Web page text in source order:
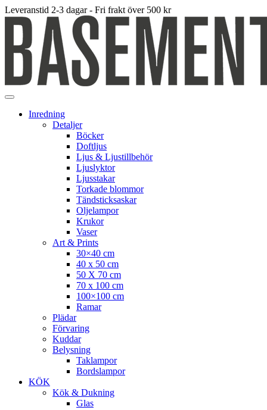
Leveranstid 2-3 dagar - Fri frakt över 500 kr
Inredning
Detaljer
Böcker
Doftljus
Ljus & Ljustillbehör
Ljuslyktor
Ljusstakar
Torkade blommor
Tändsticksaskar
Oljelampor
Krukor
Vaser
Art & Prints
30×40 cm
40 x 50 cm
50 X 70 cm
70 x 100 cm
100×100 cm
Ramar
Plädar
Förvaring
Kuddar
Belysning
Taklampor
Bordslampor
KÖK
Kök & Dukning
Glas